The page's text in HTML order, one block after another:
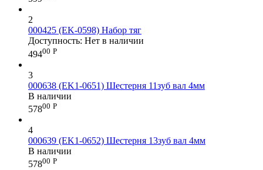
2
000425 (EK-0598) Набор тяг
Доступность: Нет в наличии
49400 Р
3
000638 (EK1-0651) Шестерня 11зуб вал 4мм
В наличии
57800 Р
4
000639 (EK1-0652) Шестерня 13зуб вал 4мм
В наличии
57800 Р